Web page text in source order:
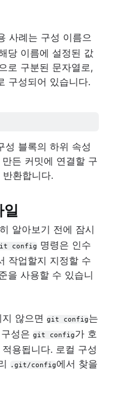
로
레이션 준비
레이션
변화를 만드는 이유
이그레이션하기
기: 통합 워크플로
리를 이동하는 방법
비교
기종속성 다루기
법 및 유용한 팁
팁
사례는 구성 이름으
당 이름에 설정된 값
로 구분된 문자열로,
구성되어 있습니다.
성 블록의 하위 속성
든 커밋에 연결할 구
환합니다.
알아보기 전에 잠시
config 명령은 인수
작업할지 지정할 수
을 사용할 수 있습니
않으면 git config는
성은 git config가 호
용됩니다. 로컬 구성
.git/config에서 찾을